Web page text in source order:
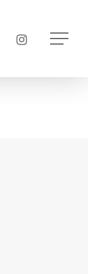
instagramMenu